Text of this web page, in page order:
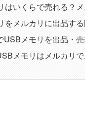
はいくらで売れる？
をメルカリに出品す
USBメモリを出品・
メモリはメルカリ